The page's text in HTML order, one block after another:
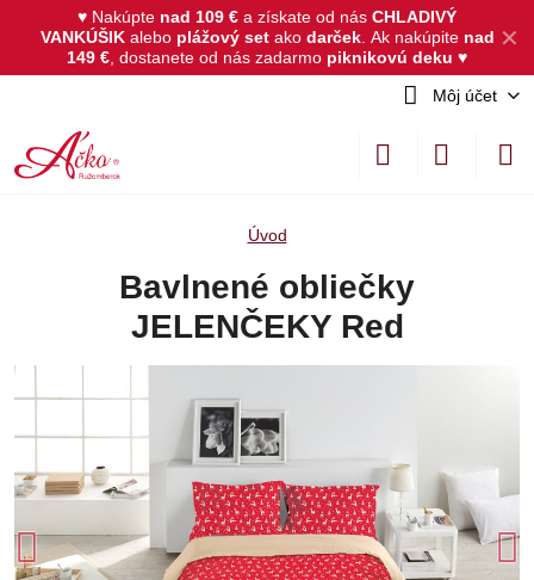
✕
♥ Nakúpte nad 109 € a získate od nás CHLADIVÝ
VANKÚŠIKalebo plážový set akodarček. Ak nakúpite nad
149 € , dostanete od nás zadarmo piknikovú deku ♥
Môj účet
Úvod
Bavlnené obliečky
JELENČEKY Red